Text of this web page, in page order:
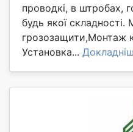
проводкі, в штробах,
будь якої
грозозащити,Монтаж
Установка...